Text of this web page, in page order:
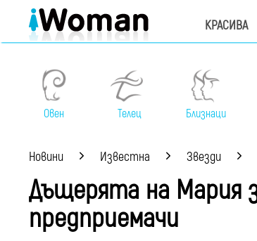
КРАСИВА
Овен Телец Близнаци
Новини Известна Звезди
Дъщерята на Мария
предприемачи